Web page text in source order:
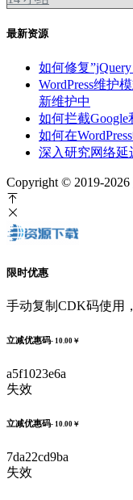
最新资源
如何修复
WordPress维护
新维护中
如何拦截Google
如何在
深入研究网络延
Copyright © 2019-2026
限时优惠
手动复制CDK码使用
立减优惠码- 10.00￥
a5f1023e6a
失效
立减优惠码- 10.00￥
7da22cd9ba
失效